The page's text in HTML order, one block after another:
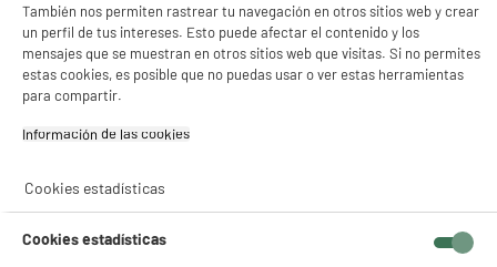
También nos permiten rastrear tu navegación en otros sitios web y crear
un perfil de tus intereses. Esto puede afectar el contenido y los
mensajes que se muestran en otros sitios web que visitas. Si no permites
estas cookies, es posible que no puedas usar o ver estas herramientas
para compartir.
Información de las cookies‎
Cookies estadísticas
Cookies estadísticas